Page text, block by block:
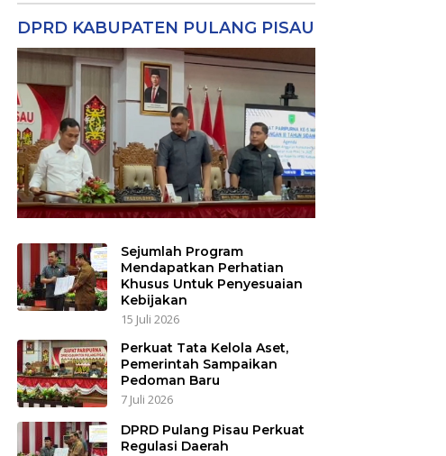
DPRD KABUPATEN PULANG PISAU
Sejumlah Program
Mendapatkan Perhatian
Khusus Untuk Penyesuaian
Kebijakan
15 Juli 2026
Perkuat Tata Kelola Aset,
Pemerintah Sampaikan
Pedoman Baru
7 Juli 2026
DPRD Pulang Pisau Perkuat
Regulasi Daerah